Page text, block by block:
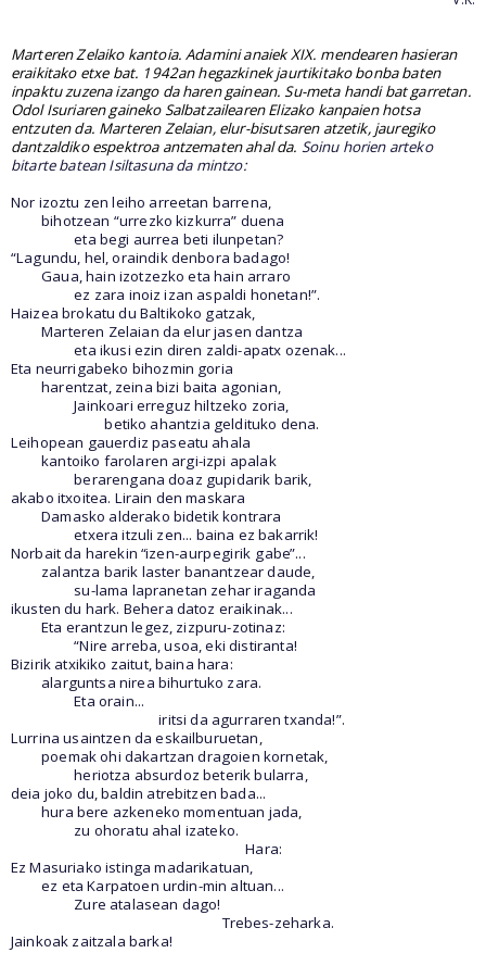
Marteren Zelaiko kantoia. Adamini anaiek XIX. mendearen hasieran
eraikitako etxe bat. 1942an hegazkinek jaurtikitako bonba baten
inpaktu zuzena izango da haren gainean. Su-meta handi bat garretan.
Odol Isuriaren gaineko Salbatzailearen Elizako kanpaien hotsa
entzuten da. Marteren Zelaian, elur-bisutsaren atzetik, jauregiko
dantzaldiko espektroa antzematen ahal da. Soinu horien arteko
bitarte batean Isiltasuna da mintzo:
Nor izoztu zen leiho arreetan barrena,
bihotzean “urrezko kizkurra” duena
eta begi aurrea beti ilunpetan?
“Lagundu, hel, oraindik denbora badago!
Gaua, hain izotzezko eta hain arraro
ez zara inoiz izan aspaldi honetan!”.
Haizea brokatu du Baltikoko gatzak,
Marteren Zelaian da elur jasen dantza
eta ikusi ezin diren zaldi-apatx ozenak...
Eta neurrigabeko bihozmin goria
harentzat, zeina bizi baita agonian,
Jainkoari erreguz hiltzeko zoria,
betiko ahantzia geldituko dena.
Leihopean gauerdiz paseatu ahala
kantoiko farolaren argi-izpi apalak
berarengana doaz gupidarik barik,
akabo itxoitea. Lirain den maskara
Damasko alderako bidetik kontrara
etxera itzuli zen... baina ez bakarrik!
Norbait da harekin“i z e n - a u r p e g i r i k g a b e”...
zalantza barik laster banantzear daude,
su-lama lapranetan zehar iraganda
ikusten du hark. Behera datoz eraikinak...
Eta erantzun legez, zizpuru-zotinaz:
“Nire arreba, usoa, eki distiranta!
Bizirik atxikiko zaitut, baina hara:
alarguntsa nirea bihurtuko zara.
Eta orain...
iritsi da agurraren txanda!”.
Lurrina usaintzen da eskailburuetan,
poemak ohi dakartzan dragoien kornetak,
heriotza absurdoz beterik bularra,
deia joko du, baldin atrebitzen bada...
hura bere azkeneko momentuan jada,
zu ohoratu ahal izateko.
Hara:
Ez Masuriako istinga madarikatuan,
ez eta Karpatoen urdin-min altuan...
Zure atalasean dago!
Trebes-zeharka.
Jainkoak zaitzala barka!